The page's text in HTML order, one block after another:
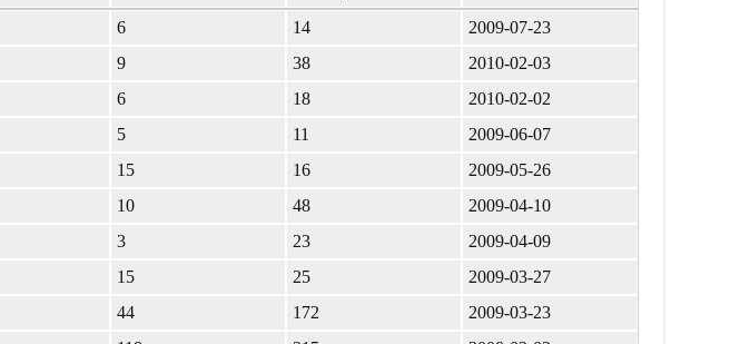
6 14
2009-07-23
9 38
2010-02-03
6 18
2010-02-02
5 11
2009-06-07
15 16
2009-05-26
10 48
2009-04-10
3 23
2009-04-09
15 25
2009-03-27
44 172
2009-03-23